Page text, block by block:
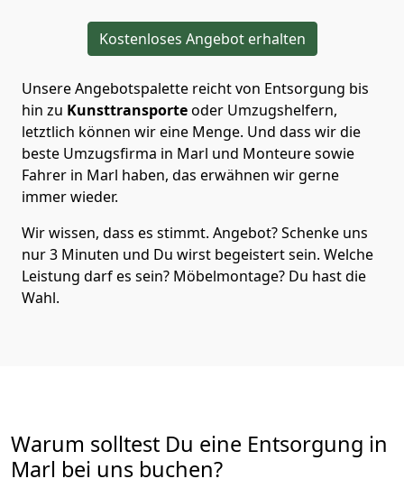
Kostenloses Angebot erhalten
Unsere Angebotspalette reicht von Entsorgung bis
hin zu Kunsttransporteoder Umzugshelfern,
letztlich können wir eine Menge. Und dass wir die
beste Umzugsfirma in Marl und Monteure sowie
Fahrer in Marl haben, das erwähnen wir gerne
immer wieder.
Wir wissen, dass es stimmt. Angebot? Schenke uns
nur 3 Minuten und Du wirst begeistert sein. Welche
Leistung darf es sein? Möbelmontage? Du hast die
Wahl.
Warum solltest Du eine Entsorgung in
Marl bei uns buchen?